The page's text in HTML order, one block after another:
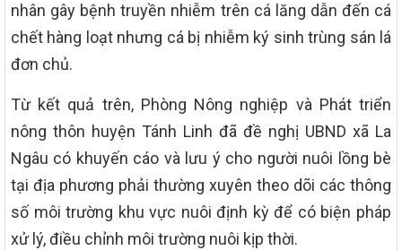
nhân gây bệnh truyền nhiễm trên cá lăng dẫn đến cá
chết hàng loạt nhưng cá bị nhiễm ký sinh trùng sán lá
đơn chủ.
Từ kết quả trên, Phòng Nông nghiệp và Phát triển
nông thôn huyện Tánh Linh đã đề nghị UBND xã La
Ngâu có khuyến cáo và lưu ý cho người nuôi lồng bè
tại địa phương phải thường xuyên theo dõi các thông
số môi trường khu vực nuôi định kỳ để có biện pháp
xử lý, điều chỉnh môi trường nuôi kịp thời.